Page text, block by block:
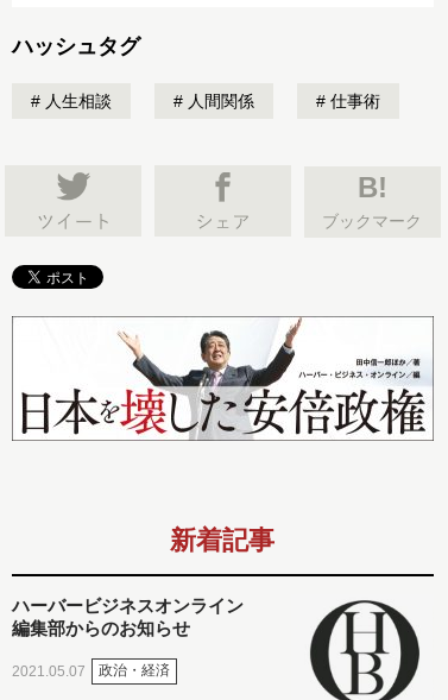
ハッシュタグ
人生相談 人間関係 仕事術
B!
ブックマーク
新着記事
ハーバービジネスオンライン
編集部からのお知らせ
2021.05.07 政治・経済